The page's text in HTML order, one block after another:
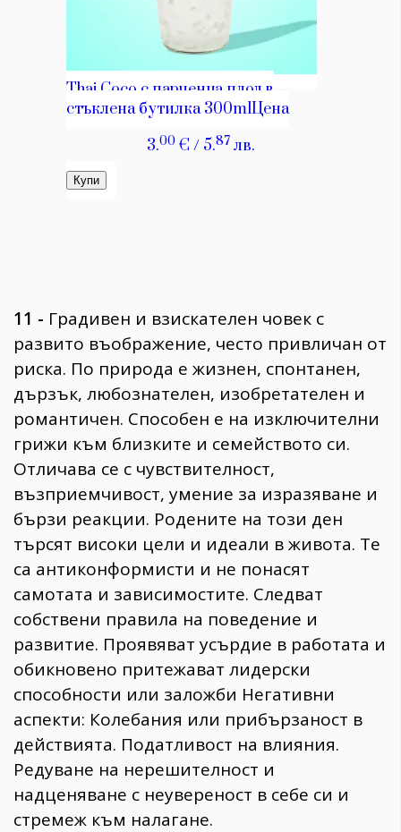
11 - Градивен и взискателен човек с
развито въображение, често привличан от
риска. По природа е жизнен, спонтанен,
дързък, любознателен, изобретателен и
романтичен. Способен е на изключителни
грижи към близките и семейството си.
Отличава се с чувствителност,
възприемчивост, умение за изразяване и
бързи реакции. Родените на този ден
търсят високи цели и идеали в живота. Те
са антиконформисти и не понасят
самотата и зависимостите. Следват
собствени правила на поведение и
развитие. Проявяват усърдие в работата и
обикновено притежават лидерски
способности или заложби Негативни
аспекти: Колебания или прибързаност в
действията. Податливост на влияния.
Редуване на нерешителност и
надценяване с неувереност в себе си и
стремеж към налагане.